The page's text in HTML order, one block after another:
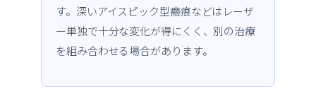
す。深いアイスピック型瘢痕などはレーザ
ー単独で十分な変化が得にくく、別の治療
を組み合わせる場合があります。